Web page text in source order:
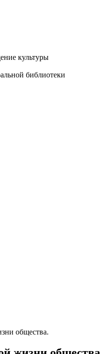
культуры
библиотеки
общества.